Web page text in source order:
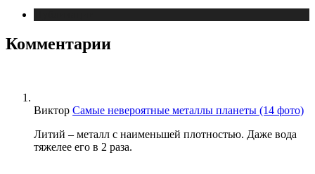
Комментарии
Виктор Самые невероятные металлы планеты (14 фото)
Литий – металл с наименьшей плотностью. Даже вода
тяжелее его в 2 раза.